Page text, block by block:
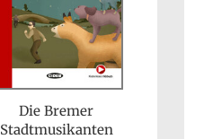
Die Bremer
Stadtmusikanten